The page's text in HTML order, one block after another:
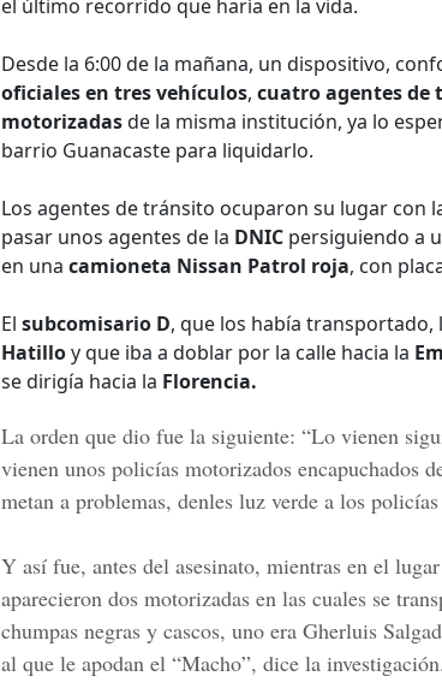
el último recorrido que haría en la vida.
Desde la 6:00 de la mañana, un dispositivo,
oficiales en tres vehículos, cuatro agentes de
motorizadasde la misma institución, ya lo
barrio Guanacaste para liquidarlo.
Los agentes de tránsito ocuparon su lugar con
pasar unos agentes de la DNIC persiguiendo a
en una camioneta Nissan Patrol roja, con
El subcomisario D, que los había transportado,
Hatilloy que iba a doblar por la calle hacia la
se dirigía hacia la Florencia.
La orden que dio fue la siguiente: “Lo vienen
vienen unos policías motorizados encapuchados
metan a problemas, denles luz verde a los
Y así fue, antes del asesinato, mientras en el
aparecieron dos motorizadas en las cuales se
chumpas negras y cascos, uno era Gherluis
al que le apodan el “Macho”, dice la investigación.